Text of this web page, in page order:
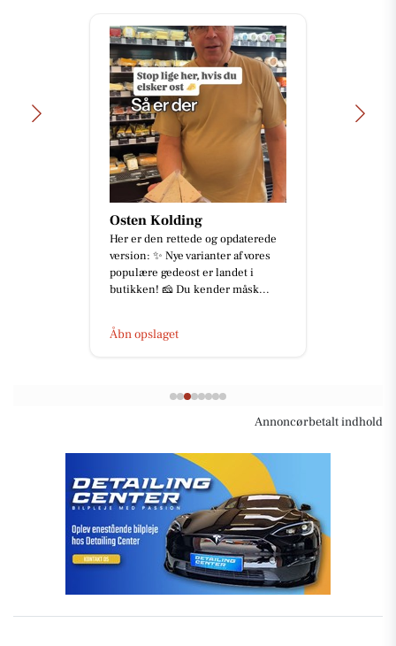
Osten Kolding
Her er den rettede og opdaterede
version: ✨ Nye varianter af vores
populære gedeost er landet i
butikken! 🧀 Du kender måsk...
Åbn opslaget
Annoncørbetalt indhold